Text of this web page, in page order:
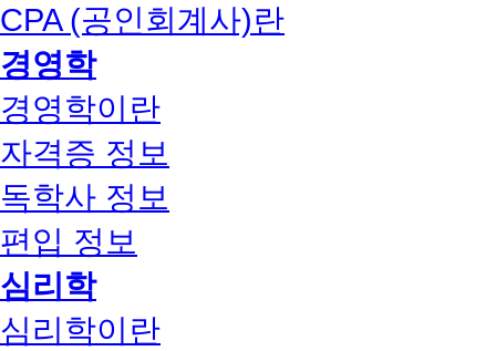
CPA (공인회계사)란
경영학
경영학이란
자격증 정보
독학사 정보
편입 정보
심리학
심리학이란